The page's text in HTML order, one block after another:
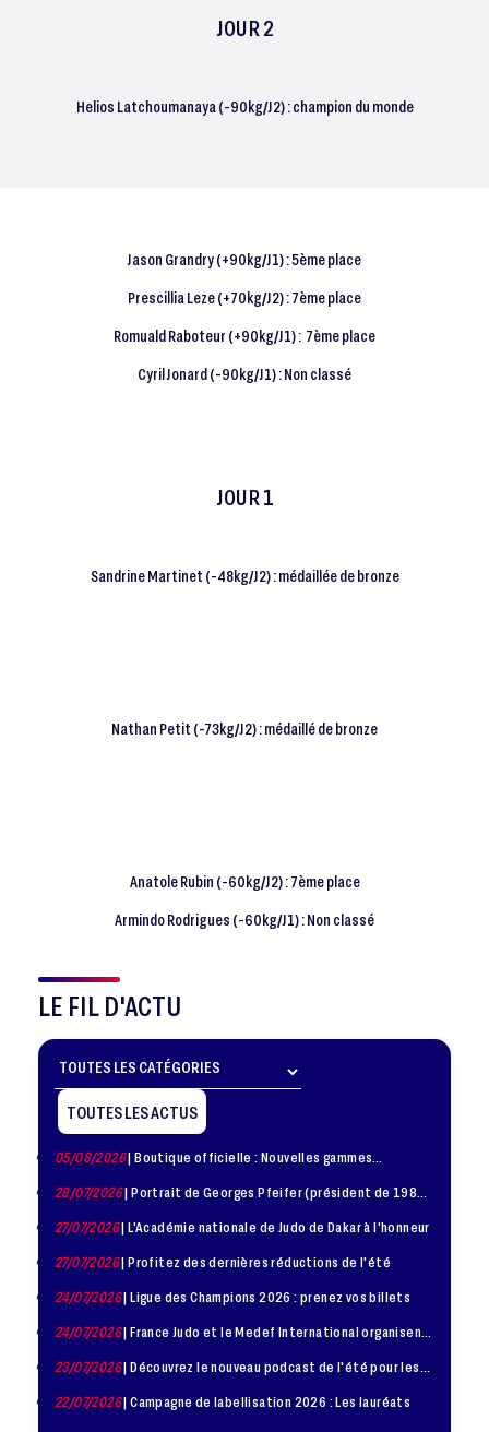
JOUR 2
Helios Latchoumanaya (-90kg/J2) : champion du monde
Jason Grandry (+90kg/J1) : 5ème place
Prescillia Leze (+70kg/J2) : 7ème place
Romuald Raboteur (+90kg/J1) : 7ème place
Cyril Jonard (-90kg/J1) : Non classé
JOUR 1
Sandrine Martinet (-48kg/J2) : médaillée de bronze
Nathan Petit (-73kg/J2) : médaillé de bronze
Anatole Rubin (-60kg/J2) : 7ème place
Armindo Rodrigues (-60kg/J1) : Non classé
LE FIL D'ACTU
TOUTES LES ACTUS
05/08/2026| Boutique officielle : Nouvelles gammes
28/07/2026| Portrait de Georges Pfeifer (président de 1981
27/07/2026| L'Académie nationale de Judo de Dakar à l'honneur
27/07/2026| Profitez des dernières réductions de l'été
24/07/2026| Ligue des Champions 2026 : prenez vos billets
24/07/2026| France Judo et le Medef International organisent
23/07/2026| Découvrez le nouveau podcast de l'été pour les
22/07/2026| Campagne de labellisation 2026 : Les lauréats